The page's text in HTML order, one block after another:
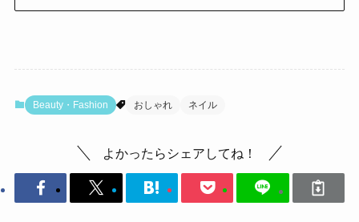
Beauty・Fashion おしゃれ ネイル
よかったらシェアしてね！